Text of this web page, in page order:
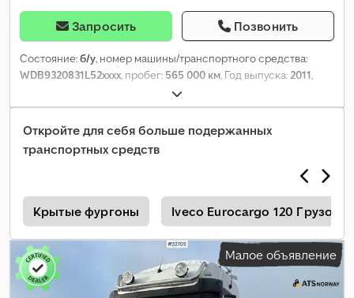
Запросить Позвонить
Состояние:б/у, номер машины/транспортного средства:
WDB9320831L52xxxx, пробег: 565 000 км, Год выпуска:2011,
Откройте для себя больше подержанных
транспортных средств
Крытые фургоны Iveco Eurocargo 120
Малое объявление